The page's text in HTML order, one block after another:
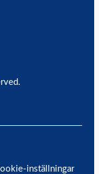
inställningar